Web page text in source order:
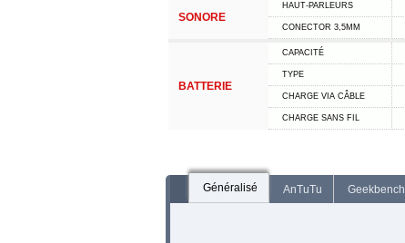
SONORE
HAUT-PARLEURS
CONECTOR 3,5MM
BATTERIE
CAPACITÉ
TYPE
CHARGE VIA CÂBLE
CHARGE SANS FIL
Généralisé AnTuTu Geekbench